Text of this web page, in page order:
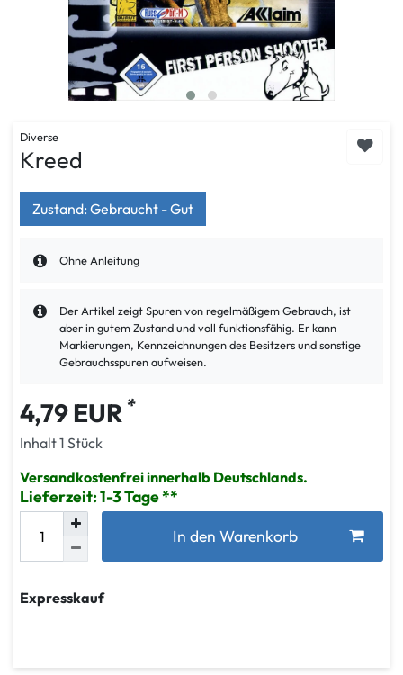
Diverse
Kreed
Ohne Anleitung
Zustand: Gebraucht - Gut
Der Artikel zeigt Spuren von regelmäßigem Gebrauch, ist
aber in gutem Zustand und voll funktionsfähig. Er kann
Markierungen, Kennzeichnungen des Besitzers und sonstige
Gebrauchsspuren aufweisen.
4,79 EUR *
Inhalt1 Stück
Versandkostenfrei innerhalb Deutschlands.
Lieferzeit: 1-3 Tage
In den Warenkorb
Expresskauf